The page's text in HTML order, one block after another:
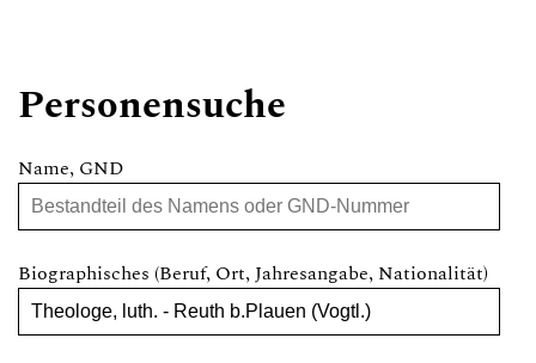
Personensuche
Name, GND
Biographisches (Beruf, Ort, Jahresangabe, Nationalität)